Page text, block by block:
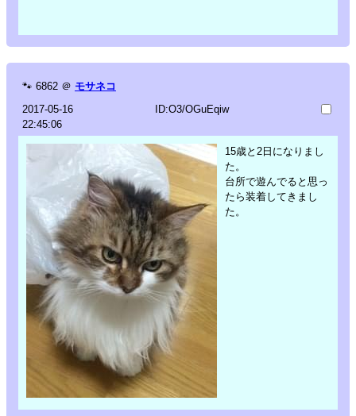
🐾 6862 ＠ モサネコ
2017-05-16
22:45:06
ID:O3/OGuEqiw
15歳と2日になりまし
た。
台所で遊んでると思っ
たら装着してきまし
た。